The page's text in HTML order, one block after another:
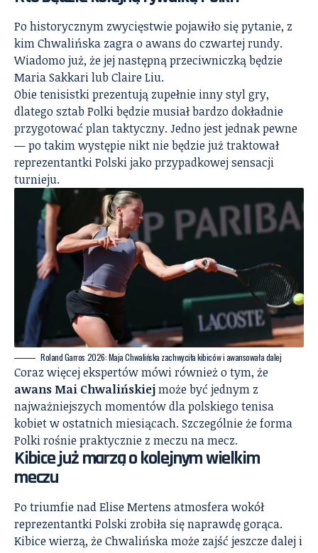
Po historycznym zwycięstwie pojawiło się pytanie, z
kim Chwalińska zagra o awans do czwartej rundy.
Wiadomo już, że jej następną przeciwniczką będzie
Maria Sakkari lub Claire Liu.
Obie tenisistki prezentują zupełnie inny styl gry,
dlatego sztab Polki będzie musiał bardzo dokładnie
przygotować plan taktyczny. Jedno jest jednak pewne
— po takim występie nikt nie będzie już traktował
reprezentantki Polski jako przypadkowej sensacji
turnieju.
Roland Garros 2026: Maja Chwalińska zachwyciła kibiców i awansowała dalej
Coraz więcej ekspertów mówi również o tym, że
awans Mai Chwalińskiejmoże być jednym z
najważniejszych momentów dla polskiego tenisa
kobiet w ostatnich miesiącach. Szczególnie że forma
Polki rośnie praktycznie z meczu na mecz.
Kibice już marzą o kolejnym wielkim
meczu
Po triumfie nad Elise Mertens atmosfera wokół
reprezentantki Polski zrobiła się naprawdę gorąca.
Kibice wierzą, że Chwalińska może zajść jeszcze dalej i